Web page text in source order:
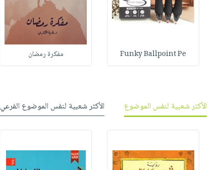
Funky Ballpoint Pe مفكرة رمضان
الأكثر شعبية لنفس الموضوع الأكثر شعبية لنفس الموضوع الفرعي